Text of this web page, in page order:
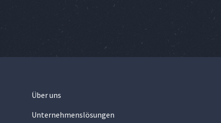
Über uns
Unternehmenslösungen